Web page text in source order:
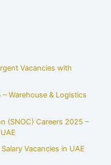
Vacancies with
Warehouse & Logistics
(SNOC) Careers 2025 –
Vacancies in UAE